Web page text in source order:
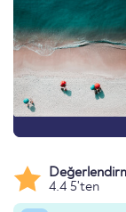
4.4 5'ten